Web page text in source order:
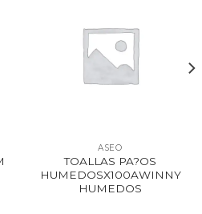
ASEO
TOALLAS PA?OS
HUMEDOSX100AWINNY
HUMEDOS